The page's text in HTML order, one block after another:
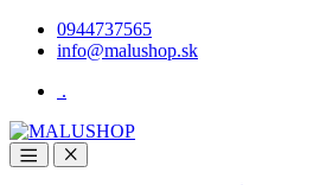
Skip
Skip
0944737565
info@malushop.sk
.
Open Close